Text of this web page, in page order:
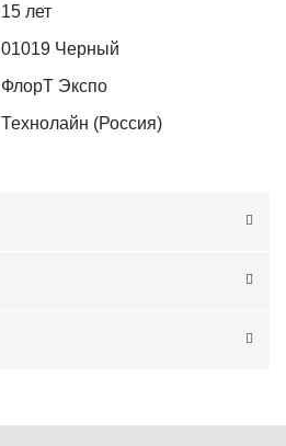
15 лет
01019 Черный
ФлорТ Экспо
Технолайн (Россия)